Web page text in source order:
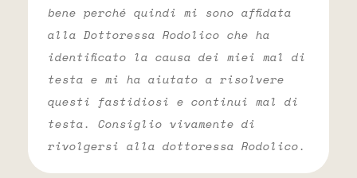
bene perché quindi mi sono affidata
alla Dottoressa Rodolico che ha
identificato la causa dei miei mal di
testa e mi ha aiutato a risolvere
questi fastidiosi e continui mal di
testa. Consiglio vivamente di
rivolgersi alla dottoressa Rodolico.